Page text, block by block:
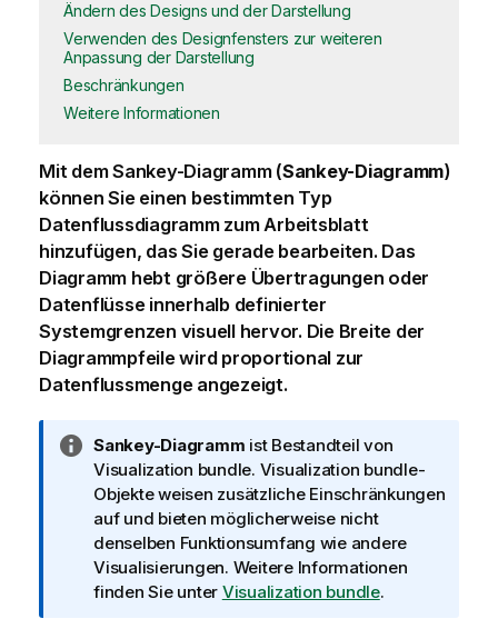
Ändern des Designs und der Darstellung
Verwenden des Designfensters zur weiteren
Anpassung der Darstellung
Beschränkungen
Weitere Informationen
Mit dem Sankey-Diagramm (Sankey-Diagramm)
können Sie einen bestimmten Typ
Datenflussdiagramm zumArbeitsblatt
hinzufügen, das Sie gerade bearbeiten. Das
Diagramm hebt größere Übertragungen oder
Datenflüsse innerhalb definierter
Systemgrenzen visuell hervor. Die Breite der
Diagrammpfeile wird proportional zur
Datenflussmenge angezeigt.
I
n
f
o
r
m
a
Sankey-Diagramm ist Bestandteil von
Visualization bundle. Visualization bundle-
Objekte weisen zusätzliche Einschränkungen
auf und bieten möglicherweise nicht
denselben Funktionsumfang wie andere
Visualisierungen. Weitere Informationen
finden Sie unter Visualization bundle.